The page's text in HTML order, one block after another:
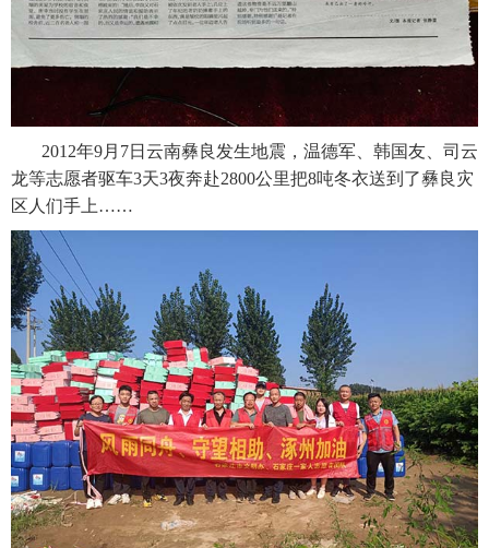
2012年9月7日云南彝良发生地震，温德军、韩国友、司云
龙等志愿者驱车3天3夜奔赴2800公里把8吨冬衣送到了彝良灾
区人们手上……